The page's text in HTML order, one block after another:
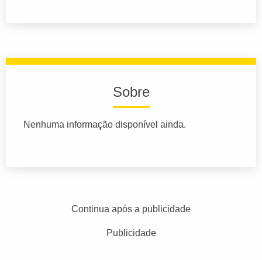
Sobre
Nenhuma informação disponível ainda.
Continua após a publicidade
Publicidade